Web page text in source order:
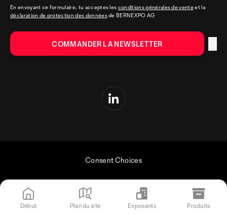
En envoyant ce formulaire, tu acceptes les conditions générales de venteet la
déclaration de protection des donnéesde BERNEXPO AG
Consent Choices
Début Plan du site Exposants Produits